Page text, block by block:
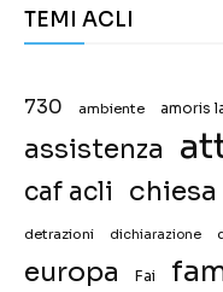
TEMI ACLI
730 ambiente amoris
assistenza
caf acli chiesa
detrazioni dichiarazione
europa Fai